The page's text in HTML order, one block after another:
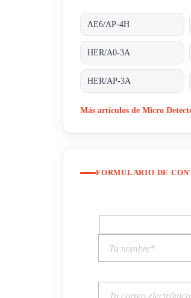
AE6/AP-4H
HER/A0-3A
HER/AP-3A
Más artículos de Micro
FORMULARIO DE